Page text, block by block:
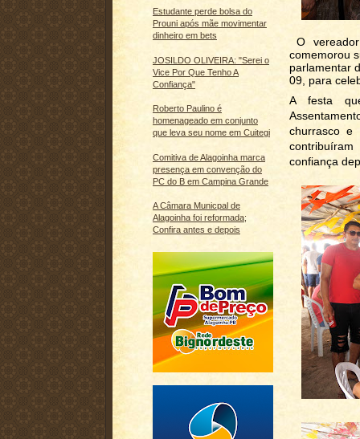
Estudante perde bolsa do
Prouni após mãe movimentar
dinheiro em bets
JOSILDO OLIVEIRA: "Serei o
Vice Por Que Tenho A
Confiança"
Roberto Paulino é
homenageado em conjunto
que leva seu nome em Cuitegi
Comitiva de Alagoinha marca
presença em convenção do
PC do B em Campina Grande
A Câmara Municpal de
Alagoinha foi reformada;
Confira antes e depois
O
comemorou
parlamentar
09, para
A festa
churrasco e
confiança